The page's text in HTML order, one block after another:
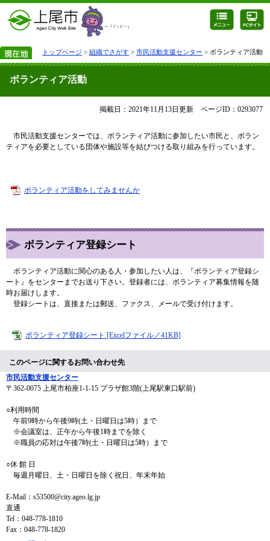
トップページ > 組織でさがす > 市民活動支援センター > ボランティア活動
ボランティア活動
掲載日：2021年11月13日更新 ページID：0293077
市民活動支援センターでは、ボランティア活動に参加したい市民と、ボラン
ティアを必要としている団体や施設等を結びつける取り組みを行っています。
ボランティア活動をしてみませんか
ボランティア登録シート
ボランティア活動に関心のある人・参加したい人は、『ボランティア登録シ
ート』をセンターまでお送り下さい。登録者には、ボランティア募集情報を随
時お届けします。
登録シートは、直接または郵送、ファクス、メールで受け付けます。
ボランティア登録シート [Excelファイル／41KB]
このページに関するお問い合わせ先
市民活動支援センター
〒362-0075
上尾市柏座1-1-15 プラザ館3階(上尾駅東口駅前)
○利用時間
午前9時から午後9時(土・日曜日は5時）まで
※会議室は、正午から午後1時までを除く
※職員の応対は午後7時(土・日曜日は5時）まで
○休 館 日
毎週月曜日、土・日曜日を除く祝日、年末年始
E-Mail：s53500@city.ageo.lg.jp
直通
Tel：048-778-1810
Fax：048-778-1820